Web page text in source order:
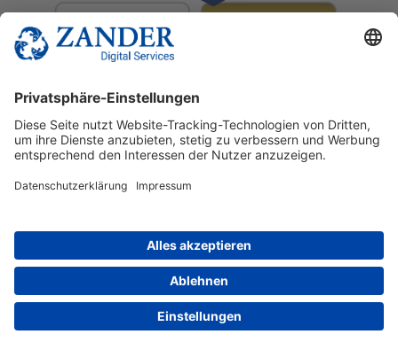
© 2025 Zander Digital Services Deutschland GmbH
English